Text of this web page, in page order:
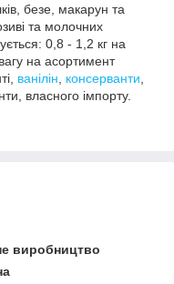
безе, макарун та
та молочних
0,8 - 1,2 кг на
на асортимент
ванілін консерванти
власного імпорту.
виробництво